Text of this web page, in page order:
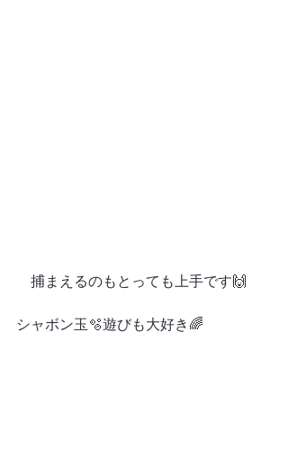
捕まえるのもとっても上手です🙌
シャボン玉🫧遊びも大好き🌈